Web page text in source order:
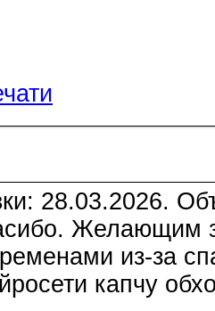
28.03.2026.
Желающим
из-за
капчу